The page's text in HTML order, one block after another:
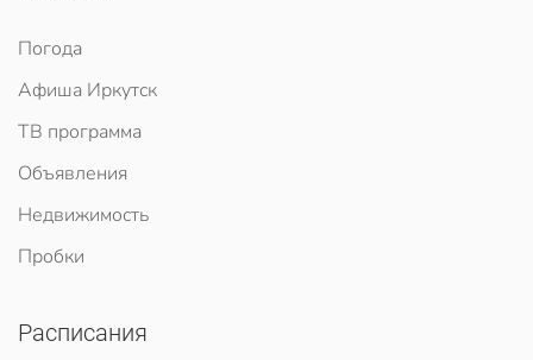
Погода
Афиша Иркутск
ТВ программа
Объявления
Недвижимость
Пробки
Расписания